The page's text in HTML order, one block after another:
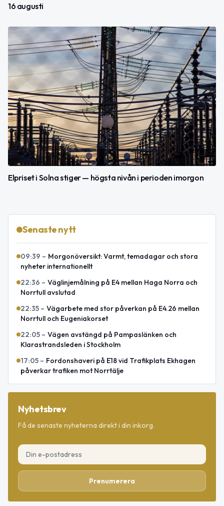
16 augusti
Elpriset i Solna stiger — högsta nivån i perioden imorgon
Senaste nytt
09:39 – Morgonöversikt: Varmt, temadagar och stora
nyheter internationellt
22:36 – Väglinjemålning på E4 mellan Haga Norra och
Norrtull avslutad
22:35 – Vägarbete med stor påverkan på E4.26 mellan
Norrtull och Eugeniakorset
22:05 – Vägen avstängd på Pampaslänken och
Klarastrandsleden i Stockholm
17:05 – Fordonshaveri på E18 vid Trafikplats Ekhagen
påverkar trafiken mot Norrtälje
Nyhetsbrev
Få de senaste nyheterna direkt i din inkorg.
Prenumerera